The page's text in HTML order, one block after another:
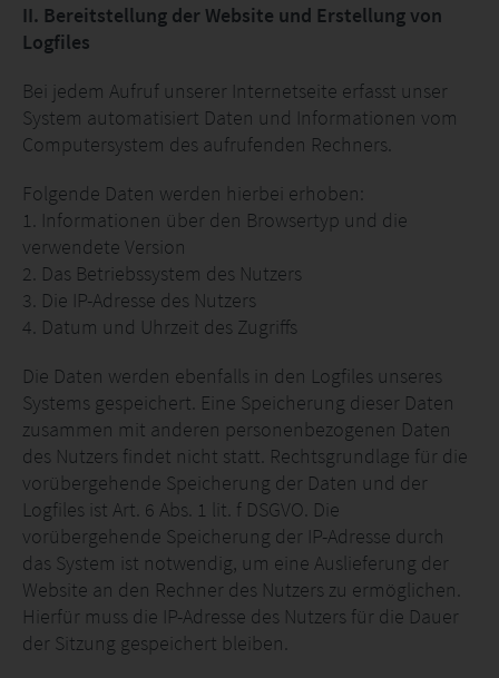
II. Bereitstellung der Website und Erstellung von
Logfiles
Bei jedem Aufruf unserer Internetseite erfasst unser
System automatisiert Daten und Informationen vom
Computersystem des aufrufenden Rechners.
Folgende Daten werden hierbei erhoben:
1. Informationen über den Browsertyp und die
verwendete Version
2. Das Betriebssystem des Nutzers
3. Die IP-Adresse des Nutzers
4. Datum und Uhrzeit des Zugriffs
Die Daten werden ebenfalls in den Logfiles unseres
Systems gespeichert. Eine Speicherung dieser Daten
zusammen mit anderen personenbezogenen Daten
des Nutzers findet nicht statt. Rechtsgrundlage für die
vorübergehende Speicherung der Daten und der
Logfiles ist Art. 6 Abs. 1 lit. f DSGVO. Die
vorübergehende Speicherung der IP-Adresse durch
das System ist notwendig, um eine Auslieferung der
Website an den Rechner des Nutzers zu ermöglichen.
Hierfür muss die IP-Adresse des Nutzers für die Dauer
der Sitzung gespeichert bleiben.